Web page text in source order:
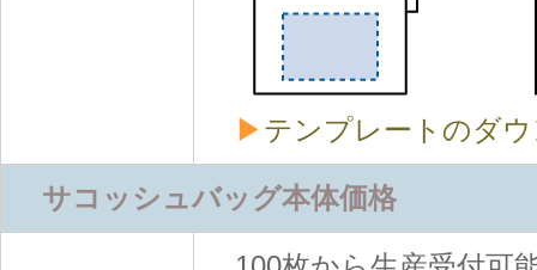
▶テンプレートのダ
サコッシュバッグ本体価格